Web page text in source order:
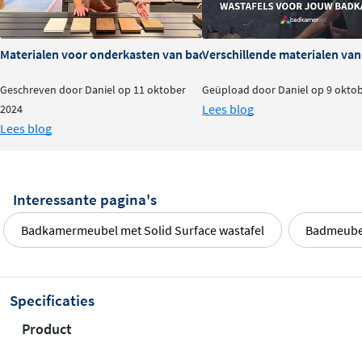
Materialen voor onderkasten van badkamermeubels: voor- en
Geschreven door Daniel op 11 oktober
2024
Lees blog
Verschillende materialen
Geüpload door Daniel op 9
Lees blog
Interessante pagina's
Badkamermeubel met Solid Surface wastafel
Specificaties
Product